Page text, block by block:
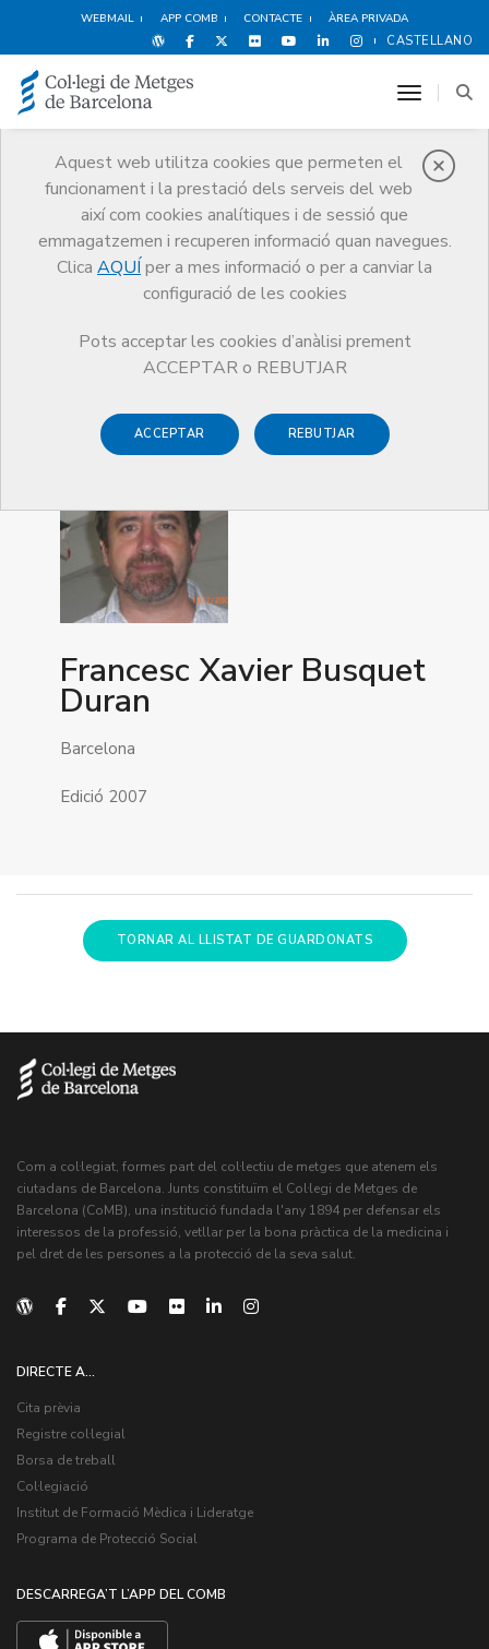
WEBMAIL APP COMB CONTACTE ÀREA PRIVADA
CASTELLANO
Aquest web utilitza cookies que permeten el
funcionament i la prestació dels serveis del web
així com cookies analítiques i de sessió que
emmagatzemen i recuperen informació quan navegues.
Clica AQUÍ per a mes informació o per a canviar la
configuració de les cookies
Pots acceptar les cookies d’anàlisi prement
ACCEPTAR o REBUTJAR
ACCEPTAR REBUTJAR
toggle
Premis
Premis Guardonat Edició 2007
Guardonat Edició 2007
Francesc Xavier Busquet
Duran
Barcelona
Edició 2007
TORNAR AL LLISTAT DE GUARDONATS
Com a col·legiat, formes part del col·lectiu de metges que atenem els
ciutadans de Barcelona. Junts constituïm el Col·legi de Metges de
Barcelona (CoMB), una institució fundada l'any 1894 per defensar els
interessos de la professió, vetllar per la bona pràctica de la medicina i
pel dret de les persones a la protecció de la seva salut.
DIRECTE A...
Cita prèvia
Registre col·legial
Borsa de treball
Col·legiació
Institut de Formació Mèdica i Lideratge
Programa de Protecció Social
DESCARREGA’T L’APP DEL COMB